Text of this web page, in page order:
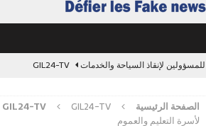
الصفحة الرئيسية GIL24-TV
لأسرة التعليم والعموم